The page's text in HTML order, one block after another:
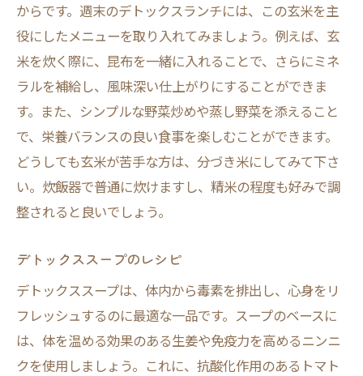
からです。週末のデトックスランチには、この玄米を主
役にしたメニューを取り入れてみましょう。例えば、玄
米を炊く際に、昆布を一緒に入れることで、さらにミネ
ラルを補給し、風味深い仕上がりにすることができま
す。また、シンプルな野菜炒めや蒸し野菜を添えること
で、栄養バランスの良い食事を楽しむことができます。
どうしても玄米が苦手な方は、分づき米にしてみて下さ
い。炊飯器で普通に炊けますし、精米の程度も好みで調
整されると良いでしょう。
デトックススープのレシピ
デトックススープは、体内から毒素を排出し、心身をリ
フレッシュするのに最適な一品です。スープのベースに
は、体を温める効果のある生姜や免疫力を高めるニンニ
クを使用しましょう。これに、抗酸化作用のあるトマト